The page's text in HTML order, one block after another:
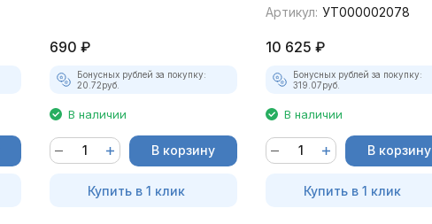
690 ₽
Бонусных рублей за покупку:
20.72руб.
В наличии
В корзину
Купить в 1 клик
Артикул: УТ000002078
10 625 ₽
Бонусных рублей за покупку:
319.07руб.
В наличии
В корзину
Купить в 1 клик